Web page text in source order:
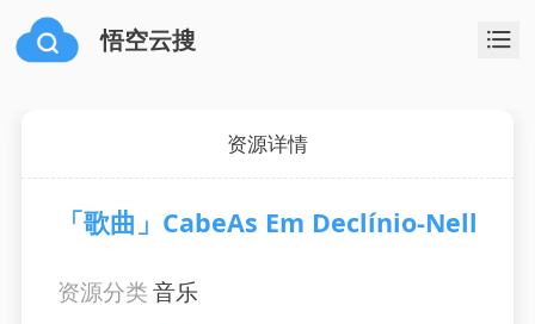
悟空云搜
资源详情
「歌曲」CabeAs Em Declínio-Nell
资源分类音乐